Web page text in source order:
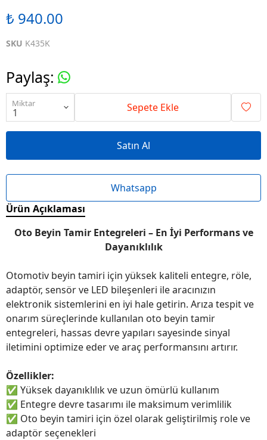
₺ 940.00
SKU K435K
Paylaş:
Miktar Sepete Ekle
Satın Al
Whatsapp
Ürün Açıklaması
Oto Beyin Tamir Entegreleri – En İyi Performans ve
Dayanıklılık
Otomotiv beyin tamiri için yüksek kaliteli entegre, röle,
adaptör, sensör ve LED bileşenleri ile aracınızın
elektronik sistemlerini en iyi hale getirin. Arıza tespit ve
onarım süreçlerinde kullanılan oto beyin tamir
entegreleri, hassas devre yapıları sayesinde sinyal
iletimini optimize eder ve araç performansını artırır.
Özellikler:
✅ Yüksek dayanıklılık ve uzun ömürlü kullanım
✅ Entegre devre tasarımı ile maksimum verimlilik
✅ Oto beyin tamiri için özel olarak geliştirilmiş role ve
adaptör seçenekleri